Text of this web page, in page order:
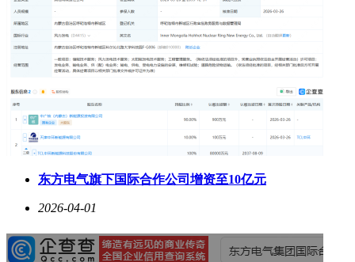
东方电气旗下国际合作公司增资至10亿元
2026-04-01